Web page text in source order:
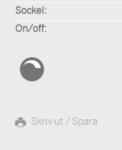
Sockel:
On/off:
Skriv ut / Spara